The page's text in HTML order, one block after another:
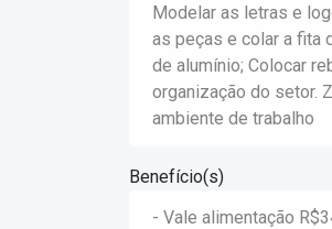
Modelar as letras e
as peças e colar a fita
de alumínio; Colocar
organização do setor.
ambiente de trabalho
Benefício(s)
- Vale alimentação